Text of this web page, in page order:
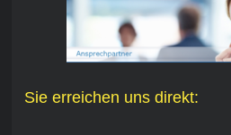
Sie erreichen uns direkt: